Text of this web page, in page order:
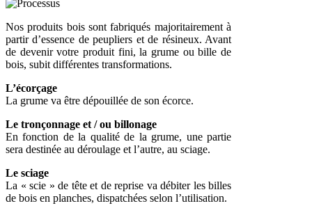
Nos produits bois sont fabriqués majoritairement à
partir d’essence de peupliers et de résineux. Avant
de devenir votre produit fini, la grume ou bille de
bois, subit différentes transformations.
L’écorçage
La grume va être dépouillée de son écorce.
Le tronçonnage et / ou billonage
En fonction de la qualité de la grume, une partie
sera destinée au déroulage et l’autre, au sciage.
Le sciage
La « scie » de tête et de reprise va débiter les billes
de bois en planches, dispatchées selon l’utilisation.